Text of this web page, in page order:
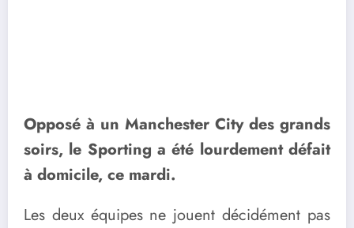
Opposé à un Manchester City des grands
soirs, le Sporting a été lourdement défait
à domicile, ce mardi.
Les deux équipes ne jouent décidément pas